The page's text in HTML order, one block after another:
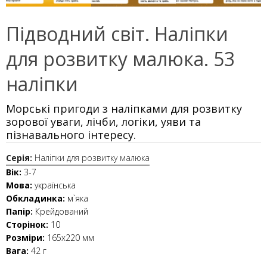
Підводний світ. Наліпки
для розвитку малюка. 53
наліпки
Морські пригоди з наліпками для розвитку
зорової уваги, лічби, логіки, уяви та
пізнавального інтересу.
Серія: Наліпки для розвитку малюка
Вік: 3-7
Мова: українська
Обкладинка: м`яка
Папір: Крейдований
Сторінок: 10
Розміри: 165x220 мм
Вага: 42 г